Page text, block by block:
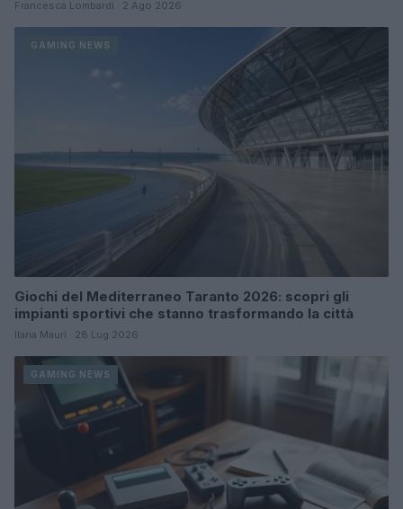
Francesca Lombardi · 2 Ago 2026
GAMING NEWS
Giochi del Mediterraneo Taranto 2026: scopri gli
impianti sportivi che stanno trasformando la città
Ilaria Mauri · 28 Lug 2026
GAMING NEWS